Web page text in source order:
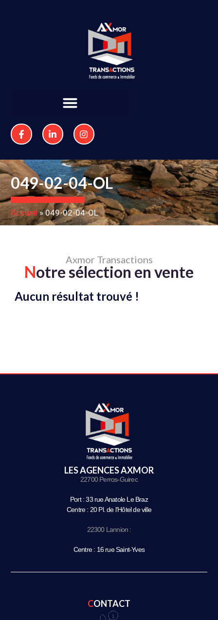
049-02-04-OL
Accueil»049-02-04-OL
Axmor Transactions
Notre sélection en vente
Aucun résultat trouvé !
LES AGENCES AXMOR
22700 Perros-Guirec
Port : 33 rue Anatole Le Braz
Centre : 20 Pl. de l’Hôtel de ville
22300 Lannion :
Centre : 16 rue Saint-Yves
CONTACT